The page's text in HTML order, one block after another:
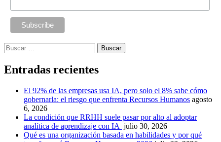
Buscar:
Entradas recientes
El 92% de las empresas usa IA, pero solo el 8% sabe cómo
gobernarla: el riesgo que enfrenta Recursos Humanos agosto
6, 2026
La condición que RRHH suele pasar por alto al adoptar
analítica de aprendizaje con IA julio 30, 2026
Qué es una organización basada en habilidades y por qué